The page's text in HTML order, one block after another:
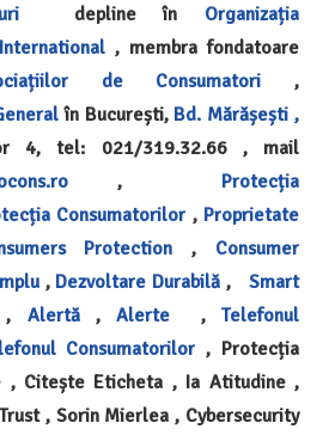
depline în
Organizația
, membra fondatoare
de Consumatori ,
în București, Bd. Mărășești ,
4, tel: 021/319.32.66 , mail
, Protecția
Consumatorilor , Proprietate
Protection , Consumer
, Dezvoltare Durabilă ,Smart
, Alertă, Alerte ,Telefonul
Consumatorilor , Protecția
, Citește Eticheta , Ia Atitudine ,
, Sorin Mierlea , Cybersecurity